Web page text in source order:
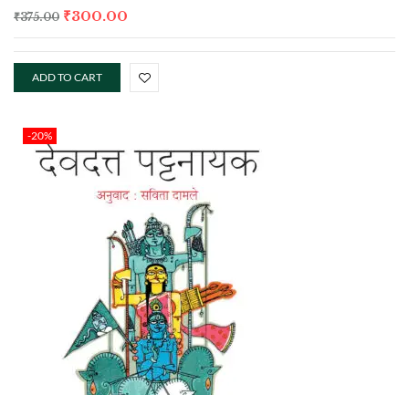
₹375.00 ₹300.00
ADD TO CART
-20%